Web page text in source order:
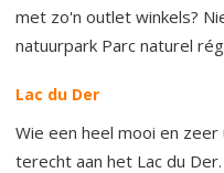
met zo'n outlet winkels?
natuurpark Parc naturel
Lac du Der
Wie een heel mooi en
terecht aan het Lac du